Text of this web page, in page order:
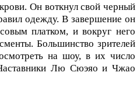
Он воткнул свой черный
одежду. В завершение он
платком, и вокруг него
Большинство зрителей
на шоу, в их число
Лю Сюэяо и Чжао